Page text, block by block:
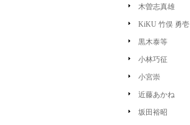
木曽志真雄
KiKU 竹俣 勇壱
黒木泰等
小林巧征
小宮崇
近藤あかね
坂田裕昭